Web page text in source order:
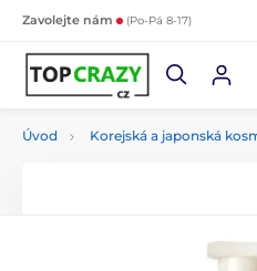
Zavolejte nám (Po-Pá 8-17)
Úvod Korejská a japonská